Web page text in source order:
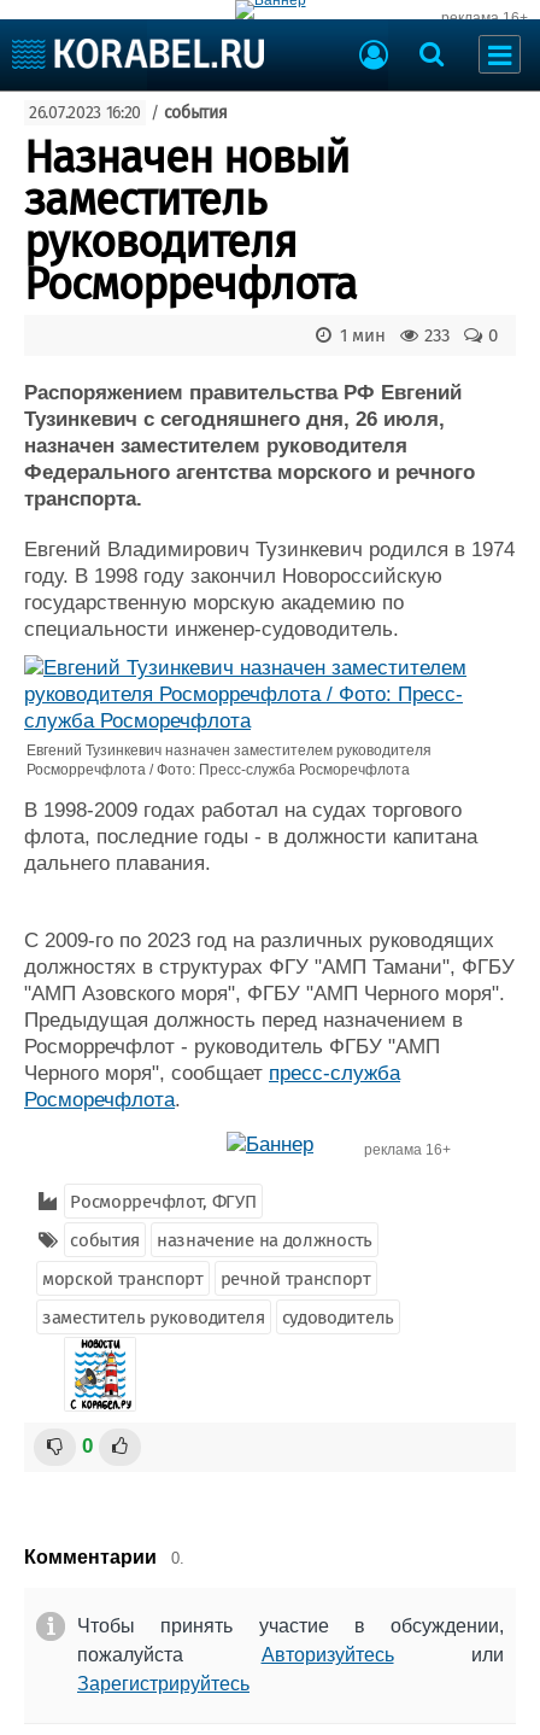
реклама 16+
Судоходство
Судоремонт
События
Порты
ВМФ
Образование
Яхты и катера
Еще
Пульс
Новости
Компании
Репутация
Работа
Журнал
Реклама
Доска объявлений
Продажа флота
Оборудование
Изделия
Конференции
Выставки и семинары
Личности
Словарь
Флот
Галерея флота
Отзывы
Все службы
26.07.2023 16:20 / события
Назначен новый
заместитель
руководителя
Росморречфлота
0
233
1 мин
Распоряжением правительства РФ Евгений
Тузинкевич с сегодняшнего дня, 26 июля,
назначен заместителем руководителя
Федерального агентства морского и речного
транспорта.
Евгений Владимирович Тузинкевич родился в 1974
году. В 1998 году закончил Новороссийскую
государственную морскую академию по
специальности инженер-судоводитель.
Евгений Тузинкевич назначен заместителем руководителя
Росморречфлота / Фото: Пресс-служба Росморечфлота
В 1998-2009 годах работал на судах торгового
флота, последние годы - в должности капитана
дальнего плавания.
С 2009-го по 2023 год на различных руководящих
должностях в структурах ФГУ "АМП Тамани", ФГБУ
"АМП Азовского моря", ФГБУ "АМП Черного моря".
Предыдущая должность перед назначением в
Росморречфлот - руководитель ФГБУ "АМП
Черного моря", сообщает пресс-служба
Росморечфлота.
реклама 16+
Росморречфлот, ФГУП
события
назначение на должность
морской транспорт
речной транспорт
заместитель руководителя
судоводитель
0
Комментарии 0.
Чтобы принять участие в обсуждении,
пожалуйста Авторизуйтесьили
Зарегистрируйтесь